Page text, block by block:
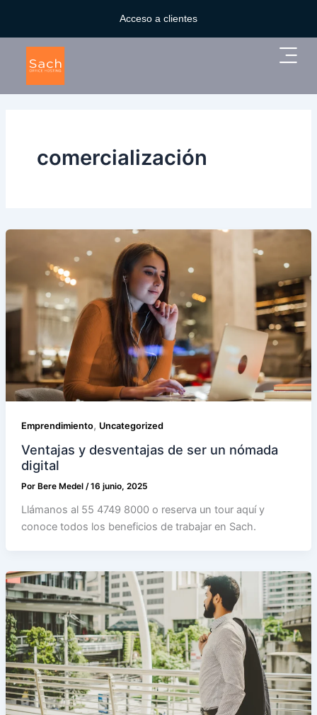
contenido
Acceso a clientes
Main
comercialización
Emprendimiento, Uncategorized
Ventajas y desventajas de ser un nómada
digital
Por Bere Medel /16 junio, 2025
Llámanos al 55 4749 8000 o reserva un tour aquí y
conoce todos los beneficios de trabajar en Sach.